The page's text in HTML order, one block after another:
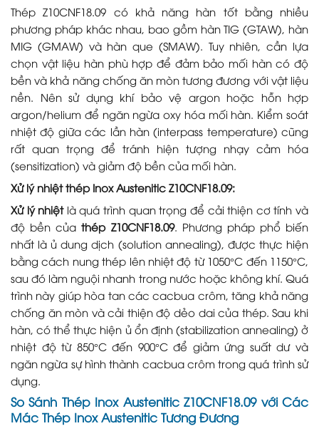
Thép Z10CNF18.09 có khả năng hàn tốt bằng nhiều
phương pháp khác nhau, bao gồm hàn TIG (GTAW), hàn
MIG (GMAW) và hàn que (SMAW). Tuy nhiên, cần lựa
chọn vật liệu hàn phù hợp để đảm bảo mối hàn có độ
bền và khả năng chống ăn mòn tương đương với vật liệu
nền. Nên sử dụng khí bảo vệ argon hoặc hỗn hợp
argon/helium để ngăn ngừa oxy hóa mối hàn. Kiểm soát
nhiệt độ giữa các lần hàn (interpass temperature) cũng
rất quan trọng để tránh hiện tượng nhạy cảm hóa
(sensitization) và giảm độ bền của mối hàn.
Xử lý nhiệt thép Inox Austenitic Z10CNF18.09:
Xử lý nhiệtlà quá trình quan trọng để cải thiện cơ tính và
độ bền củathép Z10CNF18.09. Phương pháp phổ biến
nhất là ủ dung dịch (solution annealing), được thực hiện
bằng cách nung thép lên nhiệt độ từ 1050°C đến 1150°C,
sau đó làm nguội nhanh trong nước hoặc không khí. Quá
trình này giúp hòa tan các cacbua crôm, tăng khả năng
chống ăn mòn và cải thiện độ dẻo dai của thép. Sau khi
hàn, có thể thực hiện ủ ổn định (stabilization annealing) ở
nhiệt độ từ 850°C đến 900°C để giảm ứng suất dư và
ngăn ngừa sự hình thành cacbua crôm trong quá trình sử
dụng.
So Sánh Thép Inox Austenitic Z10CNF18.09 với Các
Mác Thép Inox Austenitic Tương Đương